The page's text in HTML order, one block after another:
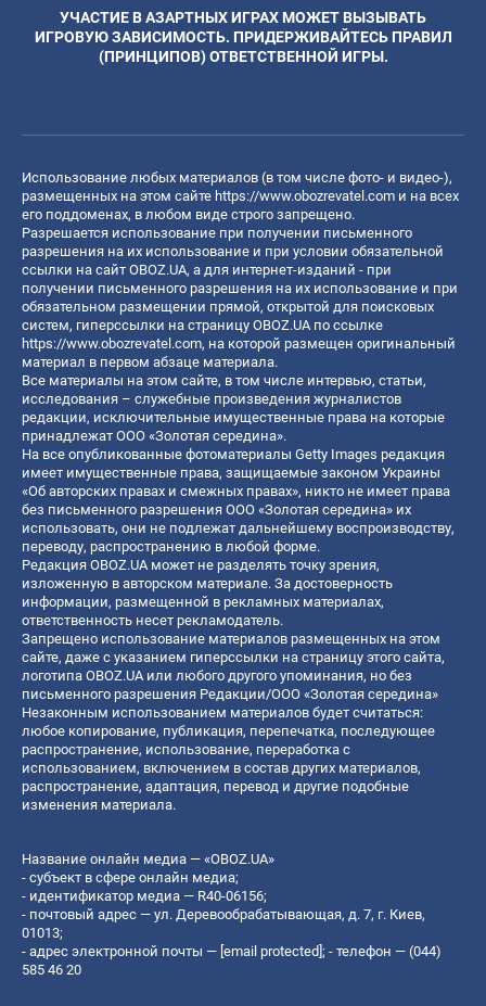
УЧАСТИЕ В АЗАРТНЫХ ИГРАХ МОЖЕТ ВЫЗЫВАТЬ
ИГРОВУЮ ЗАВИСИМОСТЬ. ПРИДЕРЖИВАЙТЕСЬ ПРАВИЛ
(ПРИНЦИПОВ) ОТВЕТСТВЕННОЙ ИГРЫ.
Использование любых материалов (в том числе фото- и видео-),
размещенных на этом сайте https://www.obozrevatel.com и на всех
его поддоменах, в любом виде строго запрещено.
Разрешается использование при получении письменного
разрешения на их использование и при условии обязательной
ссылки на сайт OBOZ.UA, а для интернет-изданий - при
получении письменного разрешения на их использование и при
обязательном размещении прямой, открытой для поисковых
систем, гиперссылки на страницу OBOZ.UA по ссылке
https://www.obozrevatel.com, на которой размещен оригинальный
материал в первом абзаце материала.
Все материалы на этом сайте, в том числе интервью, статьи,
исследования – служебные произведения журналистов
редакции, исключительные имущественные права на которые
принадлежат ООО «Золотая середина».
На все опубликованные фотоматериалы Getty Images редакция
имеет имущественные права, защищаемые законом Украины
«Об авторских правах и смежных правах», никто не имеет права
без письменного разрешения ООО «Золотая середина» их
использовать, они не подлежат дальнейшему воспроизводству,
переводу, распространению в любой форме.
Редакция OBOZ.UA может не разделять точку зрения,
изложенную в авторском материале. За достоверность
информации, размещенной в рекламных материалах,
ответственность несет рекламодатель.
Запрещено использование материалов размещенных на этом
сайте, даже с указанием гиперссылки на страницу этого сайта,
логотипа OBOZ.UA или любого другого упоминания, но без
письменного разрешения Редакции/ООО «Золотая середина»
Незаконным использованием материалов будет считаться:
любое копирование, публикация, перепечатка, последующее
распространение, использование, переработка с
использованием, включением в состав других материалов,
распространение, адаптация, перевод и другие подобные
изменения материала.
Название онлайн медиа — «OBOZ.UA»
- субъект в сфере онлайн медиа;
- идентификатор медиа — R40-06156;
- почтовый адрес — ул. Деревообрабатывающая, д. 7, г. Киев,
01013;
- адрес электронной почты — [email protected]; - телефон — (044)
585 46 20